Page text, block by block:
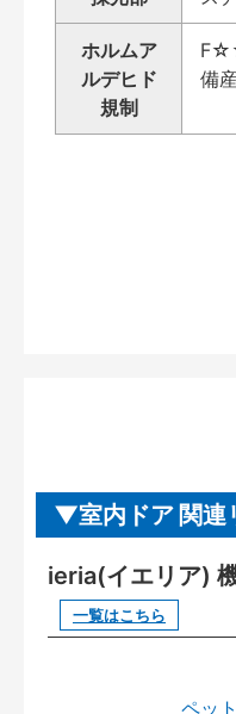
ホルムア
ルデヒド
規制
備
室内ドア 関連
ieria(イエリア)
一覧はこちら
ペッ